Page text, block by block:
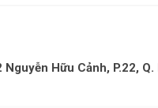
Hữu Cảnh, P.22,